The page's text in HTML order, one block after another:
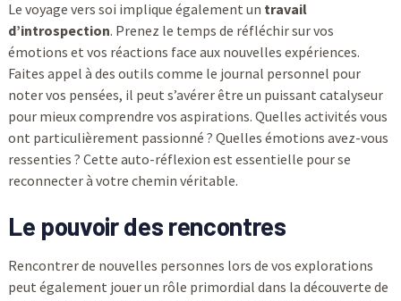
Le voyage vers soi implique également un travail
d’introspection. Prenez le temps de réfléchir sur vos
émotions et vos réactions face aux nouvelles expériences.
Faites appel à des outils comme le journal personnel pour
noter vos pensées, il peut s’avérer être un puissant catalyseur
pour mieux comprendre vos aspirations. Quelles activités vous
ont particulièrement passionné ? Quelles émotions avez-vous
ressenties ? Cette auto-réflexion est essentielle pour se
reconnecter à votre chemin véritable.
Le pouvoir des rencontres
Rencontrer de nouvelles personnes lors de vos explorations
peut également jouer un rôle primordial dans la découverte de